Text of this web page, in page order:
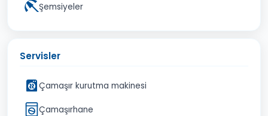
Şemsiyeler
Servisler
Çamaşır kurutma makinesi
Çamaşırhane